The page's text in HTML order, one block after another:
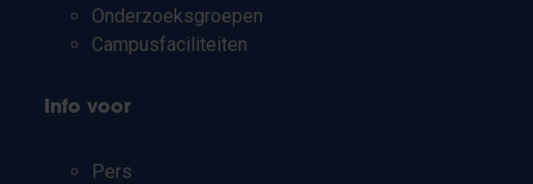
Onderzoeksgroepen
Campusfaciliteiten
Info voor
Pers